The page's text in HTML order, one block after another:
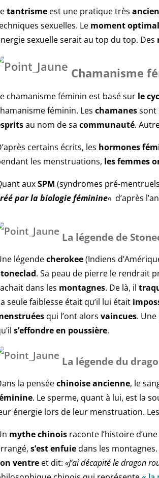
tantrisme est une pratique très
sexuelles. Le moment optimal
sexuelle serait au top du top. Des
Chamanisme
chamanisme féminin est basé sur le
féminin. Les chamanessont
au nom de sa communauté.
certains écrits, les hormones
les menstruations, les femmes
auxSPM (syndromes pré-
par la biologie féminine« d’après
La légende de
légendecherokee(Indiens
. Sa peau de pierre le rendrait
dans les montagnes. De là, il
seule faiblesse était qu’il lui était
qui l’ont alors vaincues.
s’effondre en poussière.
La légende du
la penséechinoiseancienne, le
. Le sperme, quant à lui, est la
énergie lors de leur menstruation.
mythe chinois raconte l’histoire
s’est enfuiedans les
ventre et dit: «J’ai décapité le dragon